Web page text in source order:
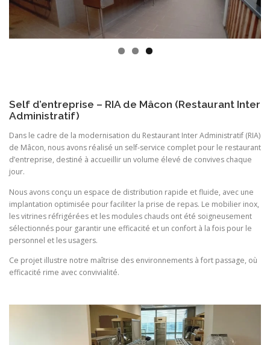
Self d’entreprise – RIA de Mâcon (Restaurant Inter
Administratif)
Dans le cadre de la modernisation du Restaurant Inter Administratif (RIA)
de Mâcon, nous avons réalisé un self-service complet pour le restaurant
d’entreprise, destiné à accueillir un volume élevé de convives chaque
jour.
Nous avons conçu un espace de distribution rapide et fluide, avec une
implantation optimisée pour faciliter la prise de repas. Le mobilier inox,
les vitrines réfrigérées et les modules chauds ont été soigneusement
sélectionnés pour garantir une efficacité et un confort à la fois pour le
personnel et les usagers.
Ce projet illustre notre maîtrise des environnements à fort passage, où
efficacité rime avec convivialité.